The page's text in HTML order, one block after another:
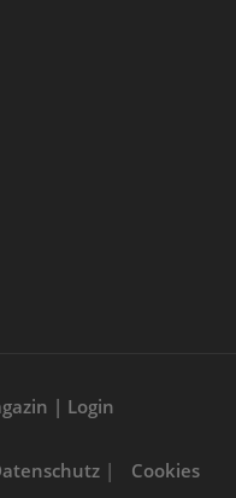
| Login
| Cookies